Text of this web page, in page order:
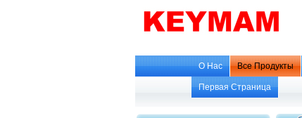
О Нас Все Продукты
Первая Страница